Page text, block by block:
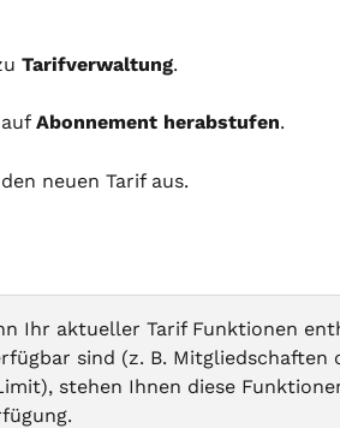
Tarifverwaltung.
Abonnement herabstufen.
neuen Tarif aus.
Ihr aktueller Tarif Funktionen
sind (z. B. Mitgliedschaften
stehen Ihnen diese